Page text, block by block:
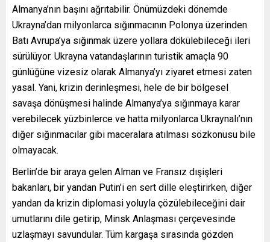
Almanya’nın başını ağrıtabilir. Önümüzdeki dönemde
Ukrayna’dan milyonlarca sığınmacının Polonya üzerinden
Batı Avrupa’ya sığınmak üzere yollara dökülebileceği ileri
sürülüyor. Ukrayna vatandaşlarının turistik amaçla 90
günlüğüne vizesiz olarak Almanya’yı ziyaret etmesi zaten
yasal. Yani, krizin derinleşmesi, hele de bir bölgesel
savaşa dönüşmesi halinde Almanya’ya sığınmaya karar
verebilecek yüzbinlerce ve hatta milyonlarca Ukraynalı’nın
diğer sığınmacılar gibi maceralara atılması sözkonusu bile
olmayacak.
Berlin’de bir araya gelen Alman ve Fransız dışişleri
bakanları, bir yandan Putin’i en sert dille eleştirirken, diğer
yandan da krizin diplomasi yoluyla çözülebileceğini dair
umutlarını dile getirip, Minsk Anlaşması çerçevesinde
uzlaşmayı savundular. Tüm kargaşa sırasında gözden